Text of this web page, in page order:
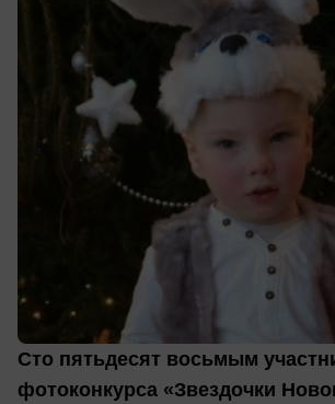
Сто пятьдесят восьмым
фотоконкурса «Звездочки